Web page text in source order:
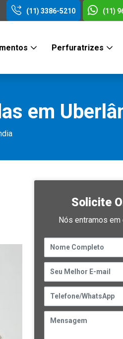
(11) 3386-5210 (11)
Perfuratrizes
em
Solicite
Nós entramos